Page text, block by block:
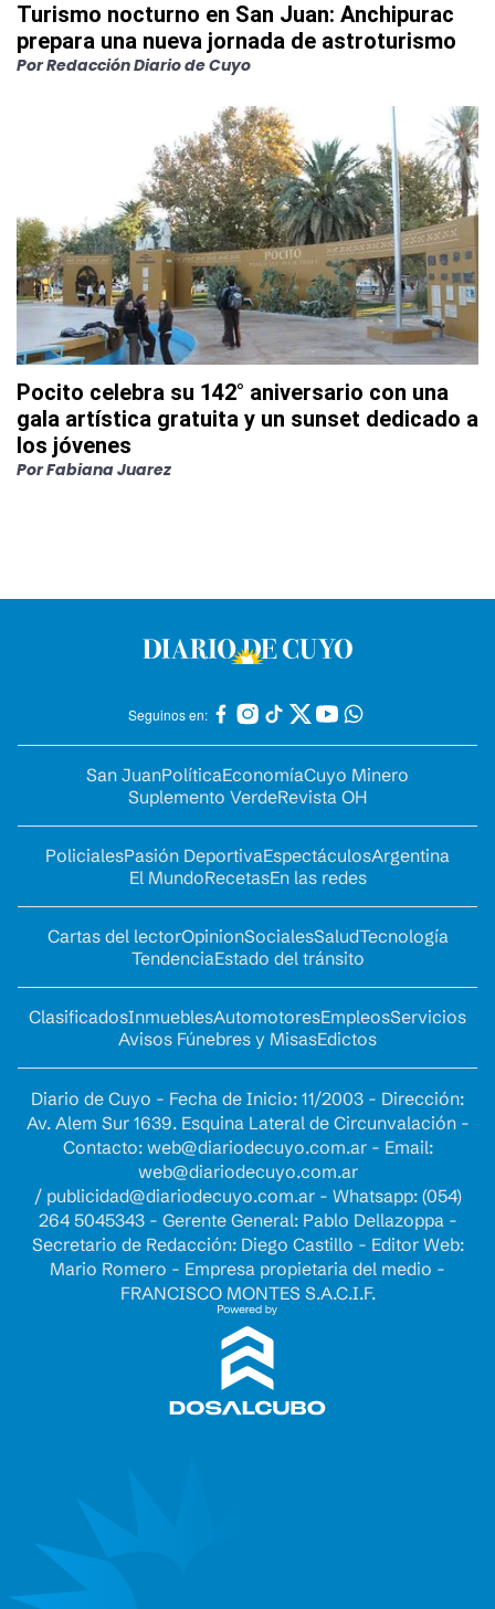
Turismo nocturno en San Juan: Anchipurac
prepara una nueva jornada de astroturismo
PorRedacción Diario de Cuyo
Pocito celebra su 142° aniversario con una
gala artística gratuita y un sunset dedicado a
los jóvenes
PorFabiana Juarez
Seguinos en:
San JuanPolíticaEconomíaCuyo Minero
Suplemento VerdeRevista OH
PolicialesPasión DeportivaEspectáculosArgentina
El MundoRecetasEn las redes
Cartas del lectorOpinionSocialesSaludTecnología
TendenciaEstado del tránsito
ClasificadosInmueblesAutomotoresEmpleosServicios
Avisos Fúnebres y MisasEdictos
Diario de Cuyo - Fecha de Inicio: 11/2003 - Dirección:
Av. Alem Sur 1639. Esquina Lateral de Circunvalación -
Contacto: web@diariodecuyo.com.ar- Email:
web@diariodecuyo.com.ar
/ publicidad@diariodecuyo.com.ar- Whatsapp: (054)
264 5045343 - Gerente General: Pablo Dellazoppa -
Secretario de Redacción: Diego Castillo - Editor Web:
Mario Romero - Empresa propietaria del medio -
FRANCISCO MONTES S.A.C.I.F.